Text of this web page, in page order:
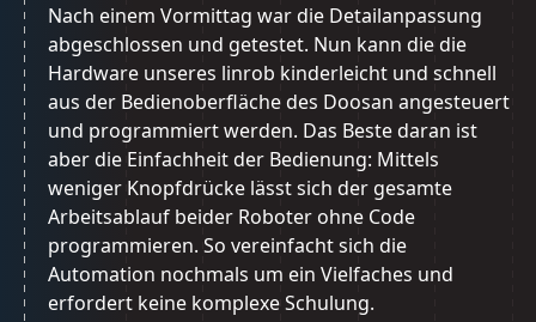
Nach einem Vormittag war die Detailanpassung
abgeschlossen und getestet. Nun kann die die
Hardware unseres linrob kinderleicht und schnell
aus der Bedienoberfläche des Doosan angesteuert
und programmiert werden. Das Beste daran ist
aber die Einfachheit der Bedienung: Mittels
weniger Knopfdrücke lässt sich der gesamte
Arbeitsablauf beider Roboter ohne Code
programmieren. So vereinfacht sich die
Automation nochmals um ein Vielfaches und
erfordert keine komplexe Schulung.